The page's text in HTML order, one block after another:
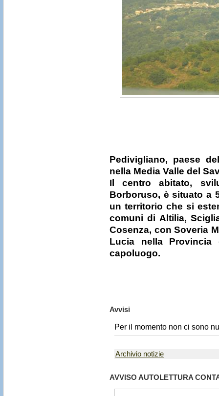
Pedivigliano, paese
nella Media Valle del
Il centro abitato,
Borboruso, è situato a
un territorio che si
comuni di Altilia,
Cosenza, con Soveria
Lucia nella
capoluogo.
Avvisi
Per il momento non ci sono
Archivio notizie
AVVISO AUTOLETTURA